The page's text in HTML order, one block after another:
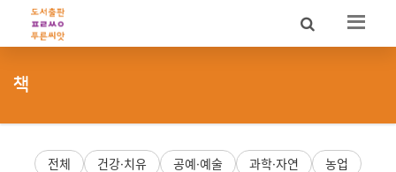
책
전체 건강·치유 공예·예술 과학·자연
농업